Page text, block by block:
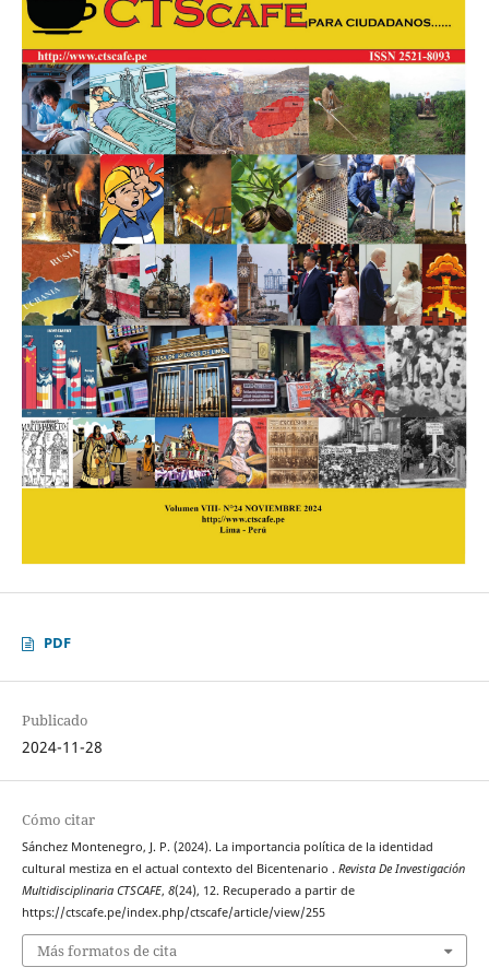
PDF
Publicado
2024-11-28
Cómo citar
Sánchez Montenegro, J. P. (2024). La importancia política de la identidad
cultural mestiza en el actual contexto del Bicentenario . Revista De Investigación
Multidisciplinaria CTSCAFE, 8(24), 12. Recuperado a partir de
https://ctscafe.pe/index.php/ctscafe/article/view/255
Más formatos de cita